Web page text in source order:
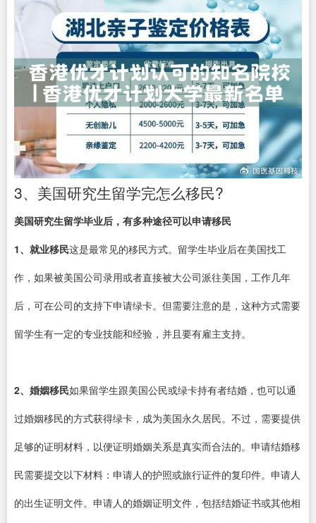
3、美国研究生留学完怎么移民?
美国研究生留学毕业后，有多种途径可以申请移民
1、就业移民这是最常见的移民方式。留学生毕业后在美国找工
作，如果被美国公司录用或者直接被大公司派往美国，工作几年
后，可在公司的支持下申请绿卡。但需要注意的是，这种方式需要
留学生有一定的专业技能和经验，并且要有雇主支持。
2、婚姻移民如果留学生跟美国公民或绿卡持有者结婚，也可以通
过婚姻移民的方式获得绿卡，成为美国永久居民。不过，需要提供
足够的证明材料，以便证明婚姻关系是真实而合法的。申请结婚移
民需要提交以下材料：申请人的护照或旅行证件的复印件。申请人
的出生证明文件。申请人的婚姻证明文件，包括结婚证书或其他相